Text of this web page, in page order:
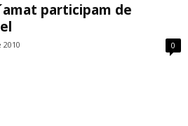
participam de
0